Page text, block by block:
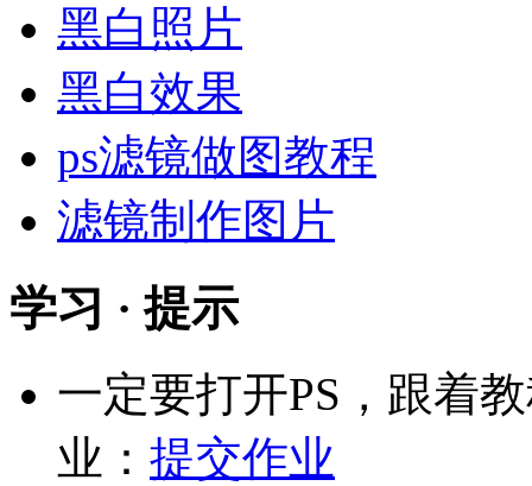
黑白照片
黑白效果
ps滤镜做图教程
滤镜制作图片
学习 · 提示
一定要打开PS，跟着
业： 提交作业